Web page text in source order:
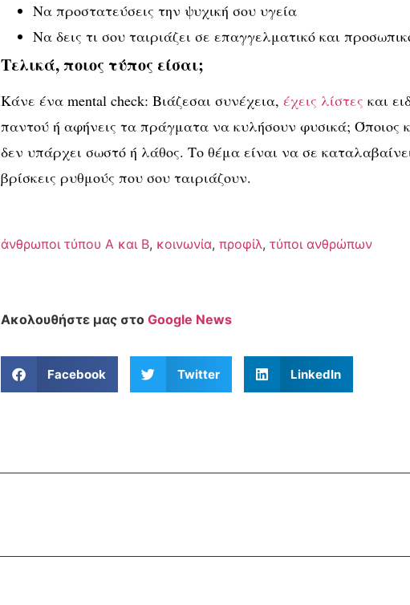
Να προστατεύσεις την ψυχική σου υγεία
Να δεις τι σου ταιριάζει σε επαγγελματικό και
Τελικά, ποιος τύπος είσαι;
Κάνε ένα mental check: Βιάζεσαι συνέχεια, έχεις λίστες και
παντού ή αφήνεις τα πράγματα να κυλήσουν φυσικά; Όποιος
δεν υπάρχει σωστό ή λάθος. Το θέμα είναι να σε
βρίσκεις ρυθμούς που σου ταιριάζουν.
άνθρωποι τύπου Α και Β, κοινωνία, προφίλ, τύποι ανθρώπων
Ακολουθήστε μας στο Google News
Facebook Twitter LinkedIn